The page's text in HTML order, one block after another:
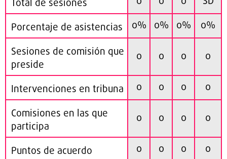
Total de sesiones
Porcentaje de asistencias
0% 0% 0%
0%
Sesiones de comisión que
preside
0 0 0 0
Intervenciones en tribuna 0 0 0
0
Comisiones en las que
participa
0 0 0 0
Puntos de acuerdo 0 0 0 0